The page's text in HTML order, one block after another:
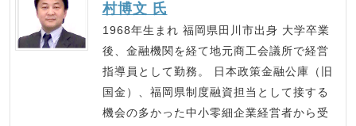
村博文 氏
1968年生まれ 福岡県田川市出身 大学卒業
後、金融機関を経て地元商工会議所で経営
指導員として勤務。 日本政策金融公庫（旧
国金）、福岡県制度融資担当として接する
機会の多かった中小零細企業経営者から受